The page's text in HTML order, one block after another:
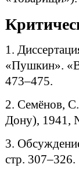
1.
«Пушкин».
473–475.
2. Семёнов,
Дону), 1941,
3.
стр. 307–326.